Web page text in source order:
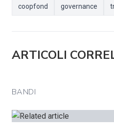
coopfond governance
ARTICOLI
BANDI